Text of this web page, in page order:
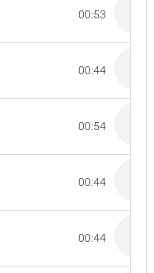
00:53
00:44
00:54
00:44
00:44